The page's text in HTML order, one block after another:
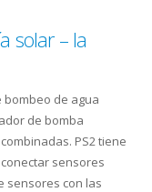
solar – la
bombeo de agua
de bomba
PS2 tiene
sensores
sensores con las